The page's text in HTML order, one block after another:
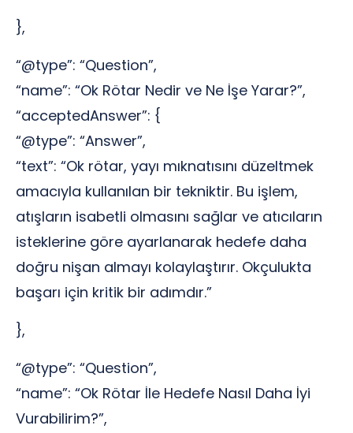
},
“@type”: “Question”,
“name”: “Ok Rötar Nedir ve Ne İşe Yarar?”,
“acceptedAnswer”: {
“@type”: “Answer”,
“text”: “Ok rötar, yayı mıknatısını düzeltmek
amacıyla kullanılan bir tekniktir. Bu işlem,
atışların isabetli olmasını sağlar ve atıcıların
isteklerine göre ayarlanarak hedefe daha
doğru nişan almayı kolaylaştırır. Okçulukta
başarı için kritik bir adımdır.”
},
“@type”: “Question”,
“name”: “Ok Rötar İle Hedefe Nasıl Daha İyi
Vurabilirim?”,